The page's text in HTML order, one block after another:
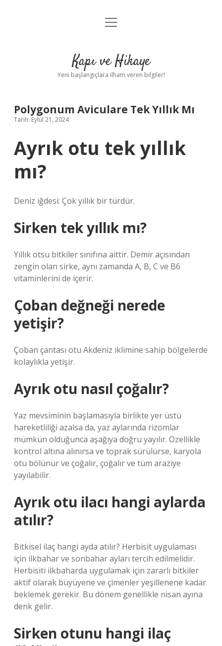
Anasayfa
Yasal Uyarı
menüyü
Kapı ve Hikaye
Yeni başlangıçlara ilham veren bilgiler!
Polygonum Aviculare Tek Yıllık Mı
Tarih: Eylül 21, 2024
Ayrık otu tek yıllık
mı?
Deniz iğdesi: Çok yıllık bir türdür.
Sirken tek yıllık mı?
Yıllık otsu bitkiler sınıfına aittir. Demir açısından
zengin olan sirke, aynı zamanda A, B, C ve B6
vitaminlerini de içerir.
Çoban değneği nerede
yetişir?
Çoban çantası otu Akdeniz iklimine sahip bölgelerde
kolaylıkla yetişir.
Ayrık otu nasıl çoğalır?
Yaz mevsiminin başlamasıyla birlikte yer üstü
hareketliliği azalsa da, yaz aylarında rizomlar
mümkün olduğunca aşağıya doğru yayılır. Özellikle
kontrol altına alınırsa ve toprak sürülürse, karyola
otu bölünür ve çoğalır, çoğalır ve tüm araziye
yayılabilir.
Ayrık otu ilacı hangi aylarda
atılır?
Bitkisel ilaç hangi ayda atılır? Herbisit uygulaması
için ilkbahar ve sonbahar ayları tercih edilmelidir.
Herbisiti ilkbaharda uygulamak için zararlı bitkiler
aktif olarak büyüyene ve çimenler yeşillenene kadar
beklemek gerekir. Bu dönem genellikle nisan ayına
denk gelir.
Sirken otunu hangi ilaç